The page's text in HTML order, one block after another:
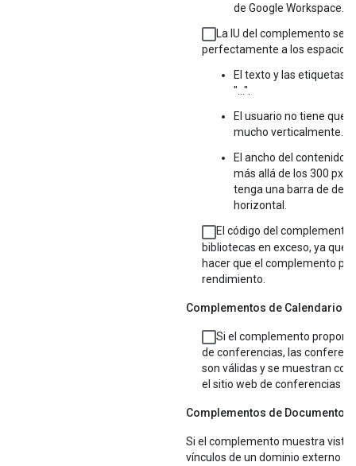
de Google Workspace.
La IU del complemento se
perfectamente a los espacios
El texto y las etiquetas
"…".
El usuario no tiene que
mucho verticalmente.
El ancho del contenido
más allá de los 300 px
tenga una barra de
horizontal.
El código del complemento
bibliotecas en exceso, ya que
hacer que el complemento
rendimiento.
Complementos de Calendario
Si el complemento
de conferencias, las
son válidas y se muestran
el sitio web de conferencias
Complementos de Documentos
Si el complemento muestra
vínculos de un dominio externo